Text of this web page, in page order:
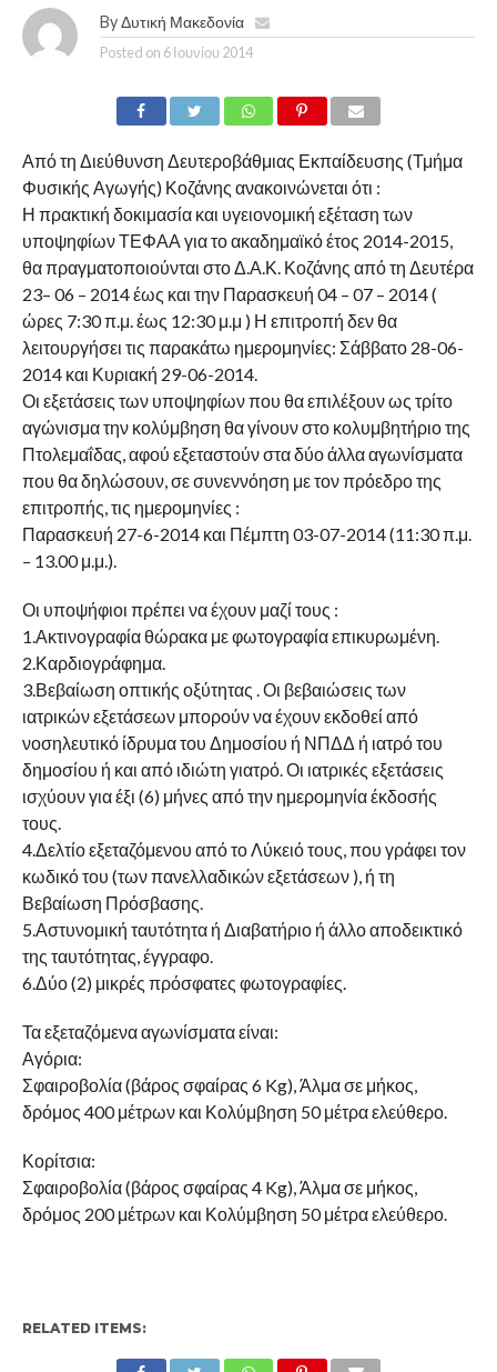
By Δυτική Μακεδονία
Posted on 6 Ιουνίου 2014
Από τη Διεύθυνση Δευτεροβάθμιας Εκπαίδευσης (Τμήμα
Φυσικής Αγωγής) Κοζάνης ανακοινώνεται ότι :
Η πρακτική δοκιμασία και υγειονομική εξέταση των
υποψηφίων ΤΕΦΑΑ για το ακαδημαϊκό έτος 2014-2015,
θα πραγματοποιούνται στο Δ.Α.Κ. Κοζάνης από τη Δευτέρα
23– 06 – 2014 έως και την Παρασκευή 04 – 07 – 2014 (
ώρες 7:30 π.μ. έως 12:30 μ.μ ) Η επιτροπή δεν θα
λειτουργήσει τις παρακάτω ημερομηνίες: Σάββατο 28-06-
2014 και Κυριακή 29-06-2014.
Οι εξετάσεις των υποψηφίων που θα επιλέξουν ως τρίτο
αγώνισμα την κολύμβηση θα γίνουν στο κολυμβητήριο της
Πτολεμαΐδας, αφού εξεταστούν στα δύο άλλα αγωνίσματα
που θα δηλώσουν, σε συνεννόηση με τον πρόεδρο της
επιτροπής, τις ημερομηνίες :
Παρασκευή 27-6-2014 και Πέμπτη 03-07-2014 (11:30 π.μ.
– 13.00 μ.μ.).
Οι υποψήφιοι πρέπει να έχουν μαζί τους :
1.Ακτινογραφία θώρακα με φωτογραφία επικυρωμένη.
2.Καρδιογράφημα.
3.Βεβαίωση οπτικής οξύτητας . Οι βεβαιώσεις των
ιατρικών εξετάσεων μπορούν να έχουν εκδοθεί από
νοσηλευτικό ίδρυμα του Δημοσίου ή ΝΠΔΔ ή ιατρό του
δημοσίου ή και από ιδιώτη γιατρό. Οι ιατρικές εξετάσεις
ισχύουν για έξι (6) μήνες από την ημερομηνία έκδοσής
τους.
4.Δελτίο εξεταζόμενου από το Λύκειό τους, που γράφει τον
κωδικό του (των πανελλαδικών εξετάσεων ), ή τη
Βεβαίωση Πρόσβασης.
5.Αστυνομική ταυτότητα ή Διαβατήριο ή άλλο αποδεικτικό
της ταυτότητας, έγγραφο.
6.Δύο (2) μικρές πρόσφατες φωτογραφίες.
Τα εξεταζόμενα αγωνίσματα είναι:
Αγόρια:
Σφαιροβολία (βάρος σφαίρας 6 Kg), Άλμα σε μήκος,
δρόμος 400 μέτρων και Κολύμβηση 50 μέτρα ελεύθερο.
Κορίτσια:
Σφαιροβολία (βάρος σφαίρας 4 Kg), Άλμα σε μήκος,
δρόμος 200 μέτρων και Κολύμβηση 50 μέτρα ελεύθερο.
RELATED ITEMS: